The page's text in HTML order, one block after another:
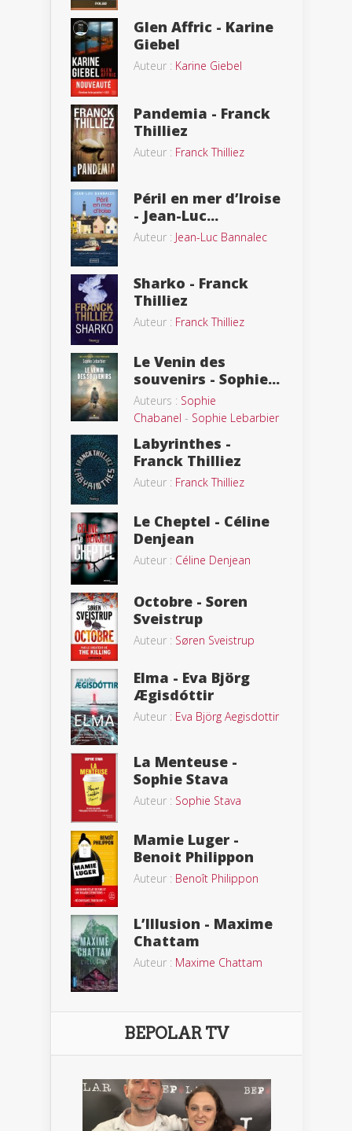
Glen Affric - Karine
Giebel
Auteur : Karine Giebel
Pandemia - Franck
Thilliez
Auteur : Franck Thilliez
Péril en mer d’Iroise
- Jean-Luc...
Auteur : Jean-Luc Bannalec
Sharko - Franck
Thilliez
Auteur : Franck Thilliez
Le Venin des
souvenirs - Sophie...
Auteurs : Sophie
Chabanel - Sophie Lebarbier
Labyrinthes -
Franck Thilliez
Auteur : Franck Thilliez
Le Cheptel - Céline
Denjean
Auteur : Céline Denjean
Octobre - Soren
Sveistrup
Auteur : Søren Sveistrup
Elma - Eva Björg
Ægisdóttir
Auteur : Eva Björg Aegisdottir
La Menteuse -
Sophie Stava
Auteur : Sophie Stava
Mamie Luger -
Benoit Philippon
Auteur : Benoît Philippon
L’Illusion - Maxime
Chattam
Auteur : Maxime Chattam
BEPOLAR TV